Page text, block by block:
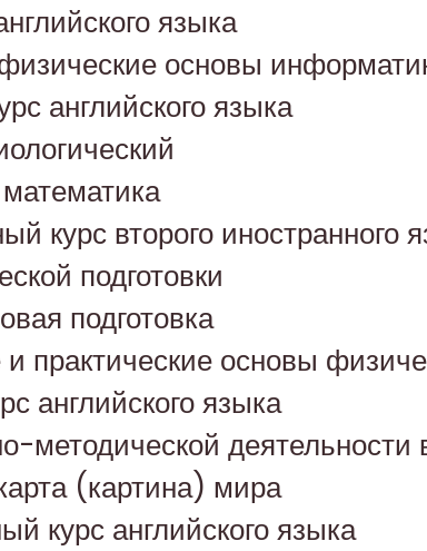
языка
основы
английского языка
курс второго
подготовки
подготовка
практические основы
английского языка
деятельности
(картина) мира
курс английского языка